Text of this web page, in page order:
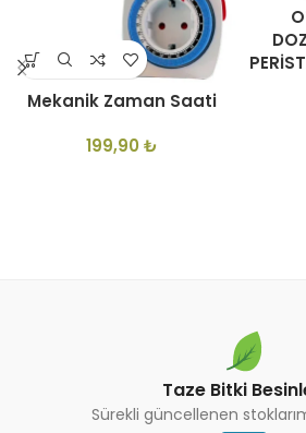
Mekanik Zaman Saati
199,90 ₺
Taze Bitki
Sürekli güncellenen